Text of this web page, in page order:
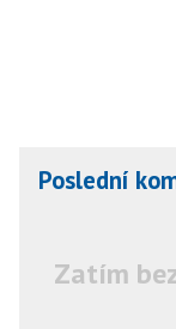
Poslední
Zatím